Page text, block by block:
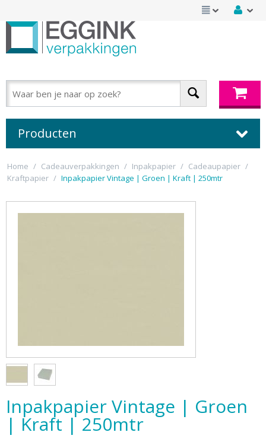
Producten
Home / Cadeauverpakkingen / Inpakpapier / Cadeaupapier /
Kraftpapier / Inpakpapier Vintage | Groen | Kraft | 250mtr
Inpakpapier Vintage | Groen
| Kraft | 250mtr